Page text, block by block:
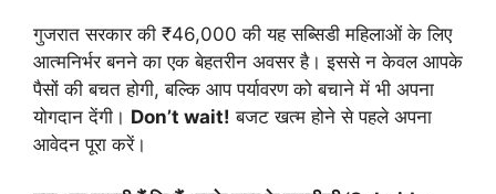
गुजरात सरकार की ₹46,000 की यह सब्सिडी महिलाओं के लिए
आत्मनिर्भर बनने का एक बेहतरीन अवसर है। इससे न केवल आपके
पैसों की बचत होगी, बल्कि आप पर्यावरण को बचाने में भी अपना
योगदान देंगी। Don’t wait! बजट खत्म होने से पहले अपना
आवेदन पूरा करें।